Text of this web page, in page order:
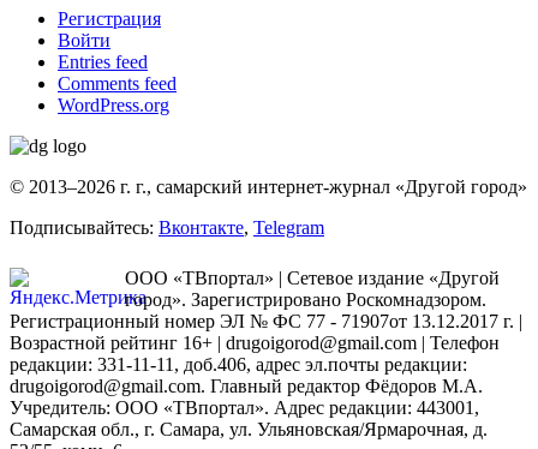
Регистрация
Войти
Entries feed
Comments feed
WordPress.org
© 2013–2026 г. г., самарский интернет-журнал «Другой город»
Подписывайтесь: Вконтакте, Telegram
ООО «ТВпортал» | Сетевое издание «Другой
город». Зарегистрировано Роскомнадзором.
Регистрационный номер ЭЛ № ФС 77 - 71907от 13.12.2017 г. |
Возрастной рейтинг 16+ | drugoigorod@gmail.com | Телефон
редакции: 331-11-11, доб.406, адрес эл.почты редакции:
drugoigorod@gmail.com. Главный редактор Фёдоров М.А.
Учредитель: ООО «ТВпортал». Адрес редакции: 443001,
Самарская обл., г. Самара, ул. Ульяновская/Ярмарочная, д.